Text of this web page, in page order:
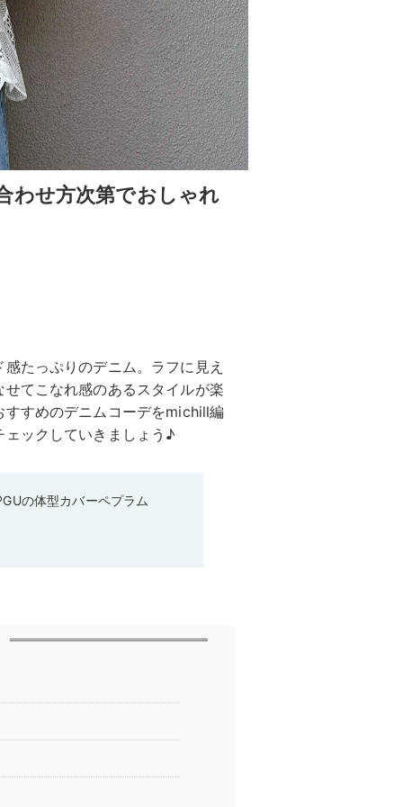
わせ方次第でおしゃれ
たっぷりのデニム。ラフに見え
てこなれ感のあるスタイルが楽
すめのデニムコーデをmichill編
ックしていきましょう♪
の体型カバーペプラム